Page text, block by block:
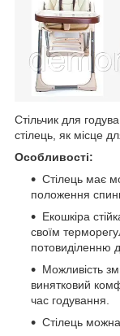
Стільчик для
стілець, як місце
Особливості:
Стілець має
положення
Екошкіра
своїм
потовиділенню
Можливість
винятковий
час годування.
Стілець